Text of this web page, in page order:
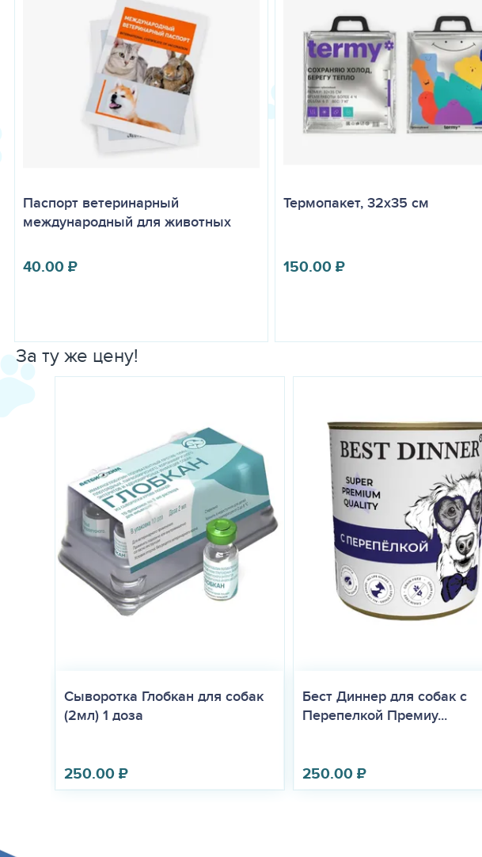
Паспорт ветеринарный
международный для животных
40.00₽
Термопакет, 32х35 см
150.00₽
За ту же цену!
Сыворотка Глобкан для собак
(2мл) 1 доза
250.00₽
Бест Диннер для собак с
Перепелкой Премиу...
250.00₽